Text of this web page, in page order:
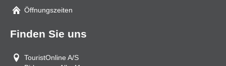
Mail
Öffnungszeiten
Finden Sie uns
TouristOnline A/S